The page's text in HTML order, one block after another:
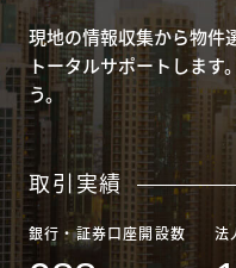
現地の情報収集から物件
トータルサポートします
う。
取引実績
銀行・証券口座開設数 法